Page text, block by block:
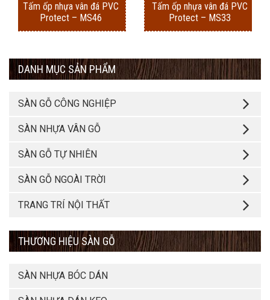
Tấm ốp nhựa vân đá PVC
Protect – MS46
Tấm ốp nhựa vân đá PVC
Protect – MS33
DANH MỤC SẢN PHẨM
SÀN GỖ CÔNG NGHIỆP
SÀN NHỰA VÂN GỖ
SÀN GỖ TỰ NHIÊN
SÀN GỖ NGOÀI TRỜI
TRANG TRÍ NỘI THẤT
THƯƠNG HIỆU SÀN GỖ
SÀN NHỰA BÓC DÁN